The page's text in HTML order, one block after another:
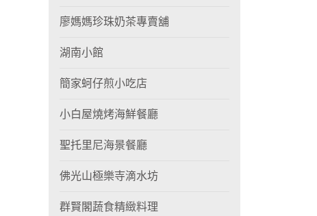
廖媽媽珍珠奶茶專賣舖
湖南小館
簡家蚵仔煎小吃店
小白屋燒烤海鮮餐廳
聖托里尼海景餐廳
佛光山極樂寺滴水坊
群賢閣蔬食精緻料理